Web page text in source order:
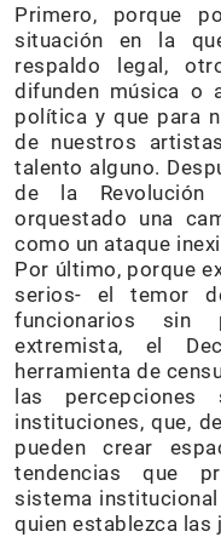
Primero, porque
situación en la
respaldo legal,
difunden música o
política y que para
de nuestros
talento alguno.
de la
orquestado una
como un ataque
Por último, porque
serios- el temor
funcionarios sin
extremista, el
herramienta de
las
instituciones, que,
pueden crear
tendencias que
sistema
quien establezca las